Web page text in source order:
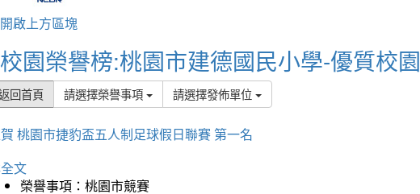
開啟上方區塊
校園榮譽榜:桃園市建德國民小學-優質校園
回首頁 請選擇榮譽事項 請選擇發佈單位
桃園市捷豹盃五人制足球假日聯賽 第一名
文
榮譽事項：桃園市競賽